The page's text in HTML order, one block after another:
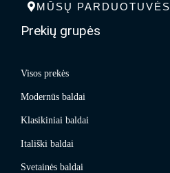
MŪSŲ PARDUOTUVĖS
Prekių grupės
Visos prekės
Modernūs baldai
Klasikiniai baldai
Itališki baldai
Svetainės baldai